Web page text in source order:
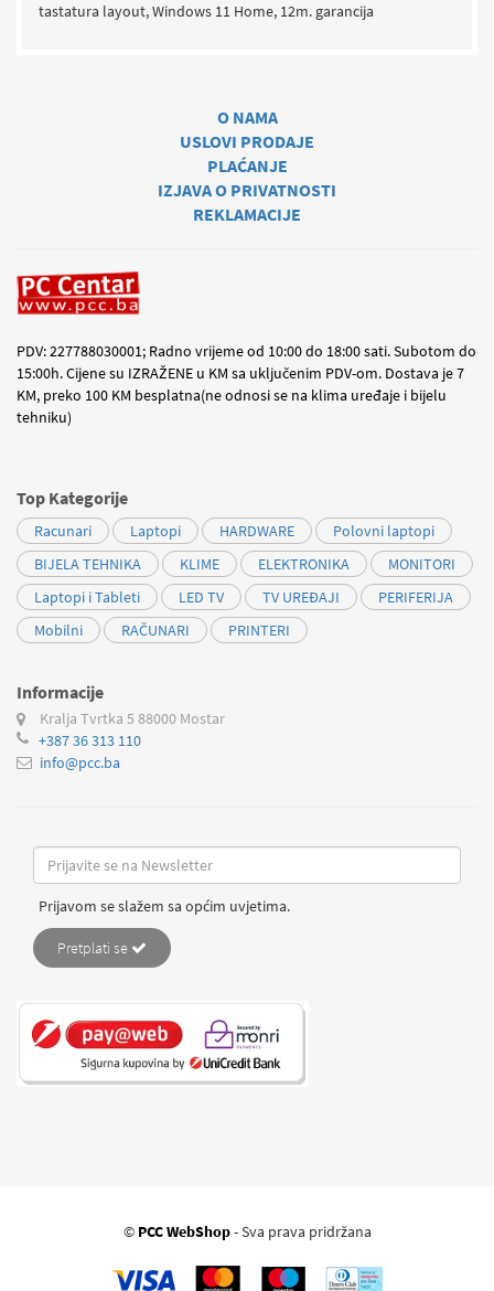
tastatura layout, Windows 11 Home, 12m. garancija
O NAMA
USLOVI PRODAJE
PLAĆANJE
IZJAVA O PRIVATNOSTI
REKLAMACIJE
PDV: 227788030001; Radno vrijeme od 10:00 do 18:00 sati. Subotom do
15:00h. Cijene su IZRAŽENE u KM sa uključenim PDV-om. Dostava je 7
KM, preko 100 KM besplatna(ne odnosi se na klima uređaje i bijelu
tehniku)
Top Kategorije
Racunari Laptopi HARDWARE
Polovni laptopi
BIJELA TEHNIKA
KLIME ELEKTRONIKA
MONITORI
Laptopi i Tableti
LED TV TV UREĐAJI
PERIFERIJA
Mobilni
RAČUNARI PRINTERI
Informacije
Kralja Tvrtka 5 88000 Mostar
+387 36 313 110
info@pcc.ba
Prijavom se slažem sa općim uvjetima.
Pretplati se
© PCC WebShop- Sva prava pridržana